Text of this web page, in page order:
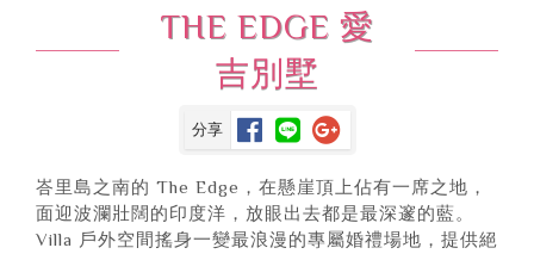
THE EDGE 愛
吉別墅
分享
峇里島之南的 The Edge，在懸崖頂上佔有一席之地，
面迎波瀾壯闊的印度洋，放眼出去都是最深邃的藍。
Villa 戶外空間搖身一變最浪漫的專屬婚禮場地，提供絕